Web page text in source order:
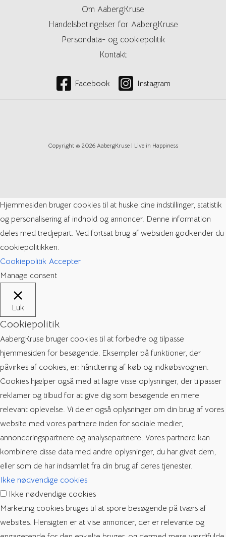
Om AabergKruse
Handelsbetingelser for AabergKruse
Persondata- og cookiepolitik
Kontakt
Facebook Instagram
Copyright © 2026 AabergKruse | Live in Happiness
Hjemmesiden bruger cookies til at huske dine indstillinger, statistik
og personalisering af indhold og annoncer. Denne information
deles med tredjepart. Ved fortsat brug af websiden godkender du
cookiepolitikken.
Cookiepolitik Accepter
Manage consent
Luk
Cookiepolitik
AabergKruse bruger cookies til at forbedre og tilpasse
hjemmesiden for besøgende. Eksempler på funktioner, der
påvirkes af cookies, er: håndtering af køb og indkøbsvognen.
Cookies hjælper også med at lagre visse oplysninger, der tilpasser
reklamer og tilbud for at give dig som besøgende en mere
relevant oplevelse. Vi deler også oplysninger om din brug af vores
website med vores partnere inden for sociale medier,
annonceringspartnere og analysepartnere. Vores partnere kan
kombinere disse data med andre oplysninger, du har givet dem,
eller som de har indsamlet fra din brug af deres tjenester.
Ikke nødvendige cookies
Ikke nødvendige cookies
Marketing cookies bruges til at spore besøgende på tværs af
websites. Hensigten er at vise annoncer, der er relevante og